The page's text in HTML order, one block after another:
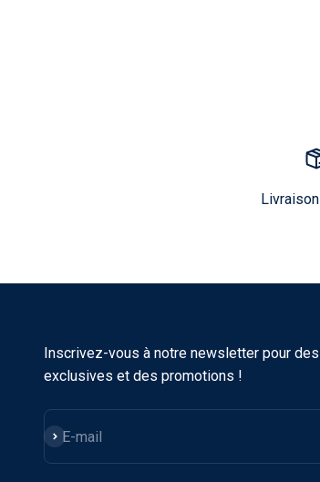
Inscrivez-vous à notre newsletter pour
exclusives et des promotions !
E-mail
S'inscrire